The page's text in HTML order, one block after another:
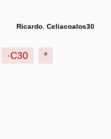
Ricardo. Celiacoalos30
·C30
*